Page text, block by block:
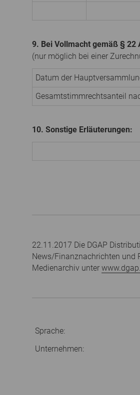
9. Bei Vollmacht gemäß § 22
(nur möglich bei einer
Datum der
Gesamtstimmrechtsanteil
10. Sonstige Erläuterungen:
22.11.2017 Die DGAP
News/Finanznachrichten und
Medienarchiv unter
Sprache:
Unternehmen: